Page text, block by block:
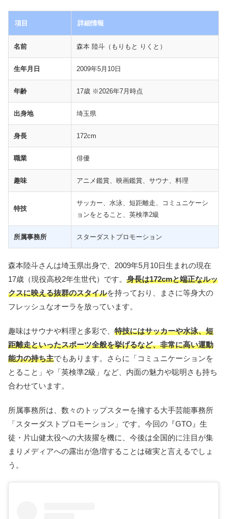
項目 詳細情報
名前 森本 陸斗（もりもと りくと）
生年月日 2009年5月10日
年齢 17歳 ※2026年7月時点
出身地 埼玉県
身長 172cm
職業 俳優
趣味 アニメ鑑賞、映画鑑賞、サウナ、料理
特技
サッカー、水泳、短距離走、コミュニケーシ
ョンをとること、英検準2級
所属事務所 スターダストプロモーション
森本陸斗さんは埼玉県出身で、2009年5月10日生まれの現在
17歳（現役高校2年生世代）です。 身長は172cmと端正なルッ
クスに映える抜群のスタイルを持っており、まさに等身大の
フレッシュなオーラを放っています。
趣味はサウナや料理と多彩で、 特技にはサッカーや水泳、短
距離走といったスポーツ全般を挙げるなど、非常に高い運動
能力の持ち主でもあります。さらに「コミュニケーションを
とること」や「英検準2級」など、内面の魅力や聡明さも持ち
合わせています。
所属事務所は、数々のトップスターを擁する大手芸能事務所
「スターダストプロモーション」です。今回の『GTO』生
徒・片山健太役への大抜擢を機に、今後は全国的に注目が集
まりメディアへの露出が急増することは確実と言えるでしょ
う。